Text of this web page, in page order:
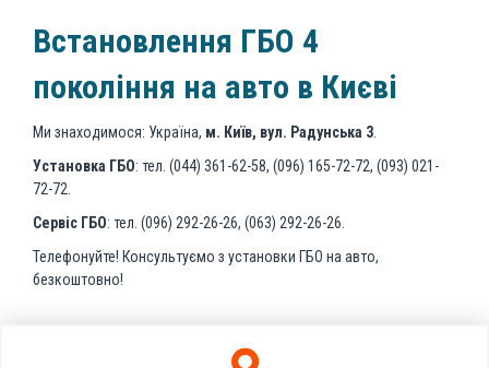
Встановлення ГБО 4
покоління на авто в Києві
Ми знаходимося: Україна, м. Київ, вул. Радунська 3.
Установка ГБО: тел. (044) 361-62-58, (096) 165-72-72, (093) 021-
72-72.
Сервіс ГБО: тел. (096) 292-26-26, (063) 292-26-26.
Телефонуйте! Консультуємо з установки ГБО на авто,
безкоштовно!